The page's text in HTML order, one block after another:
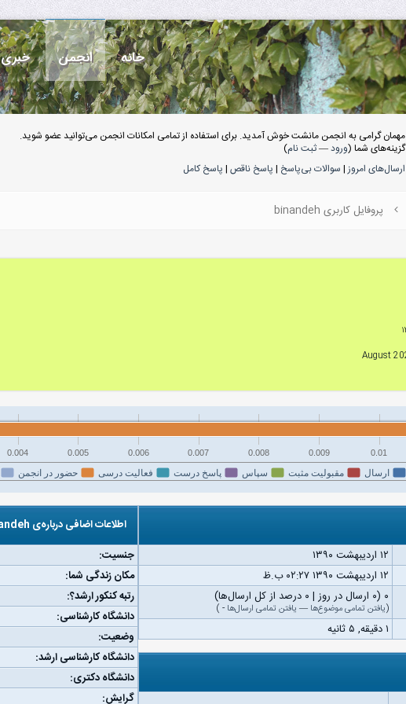
خانه انجمن خبری
مهمان گرامی به انجمن مانشت خوش آمدید. برای استفاده از تمامی امکانات انجمن می‌توانید عضو شوید.
گزینه‌های شما (ورود—ثبت نام)
ارسال‌های امروز| سوالات بی‌پاسخ | پاسخ ناقص | پاسخ کامل
پروفایل کاربری binandeh
ارسال مقبولیت مثبت سپاس پاسخ درست فعالیت درسی حضور در انجمن
0.004 0.005 0.006 0.007 0.008 0.009 0.01
۱۲ اردیبهشت ۱۳۹۰
۱۲ اردیبهشت ۱۳۹۰ ۰۲:۲۷ ب.ظ
۰ (۰ ارسال در روز | ۰ درصد از کل ارسال‌ها)
(یافتن تمامی موضوع‌ها — یافتن تمامی ارسال‌ها -
)
۱ دقیقه, ۵ ثانیه
اطلاعات اضافی درباره‌ی binandeh
جنسیت:
مکان زندگی شما:
رتبه کنکور ارشد؟:
دانشگاه کارشناسی:
وضعیت:
دانشگاه کارشناسی ارشد:
دانشگاه دکتری:
گرایش: